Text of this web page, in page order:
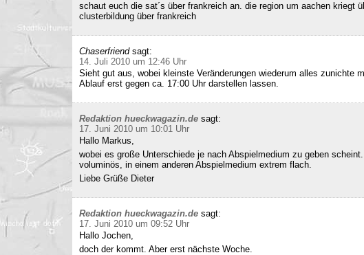
schaut euch die sat´s über frankreich an. die region um aachen kriegt
clusterbildung über frankreich
Chaserfriend sagt:
14. Juli 2010 um 12:46 Uhr
Sieht gut aus, wobei kleinste Veränderungen wiederum alles zunichte
Ablauf erst gegen ca. 17:00 Uhr darstellen lassen.
Redaktion hueckwagazin.de sagt:
17. Juni 2010 um 10:01 Uhr
Hallo Markus,
wobei es große Unterschiede je nach Abspielmedium zu geben
voluminös, in einem anderen Abspielmedium extrem flach.
Liebe Grüße Dieter
Redaktion hueckwagazin.de sagt:
17. Juni 2010 um 09:52 Uhr
Hallo Jochen,
doch der kommt. Aber erst nächste Woche.